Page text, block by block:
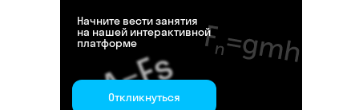
Начните вести занятия
на нашей интерактивной
платформе
Откликнуться